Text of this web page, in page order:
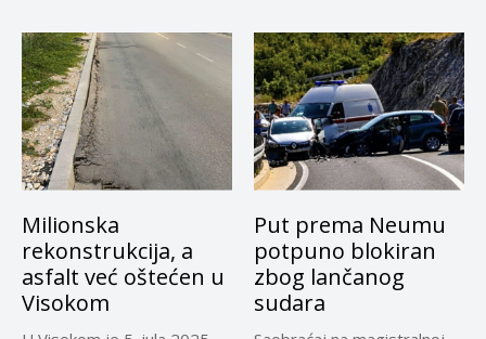
Milionska
rekonstrukcija, a
asfalt već oštećen u
Visokom
Put prema Neumu
potpuno blokiran
zbog lančanog
sudara